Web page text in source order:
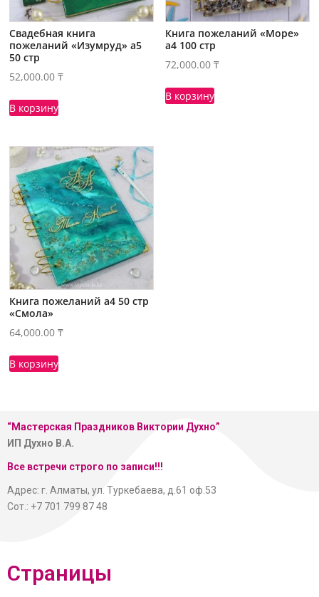
Свадебная книга
пожеланий «Изумруд» а5
50 стр
52,000.00₸
В корзину
Книга пожеланий «Море»
а4 100 стр
72,000.00₸
В корзину
Книга пожеланий а4 50 стр
«Смола»
64,000.00₸
В корзину
“Мастерская Праздников Виктории Духно”
ИП Духно В.А.
Все встречи строго по записи!!!
Адрес: г. Алматы, ул. Туркебаева, д.61 оф.53
Сот.: +7 701 799 87 48
Страницы